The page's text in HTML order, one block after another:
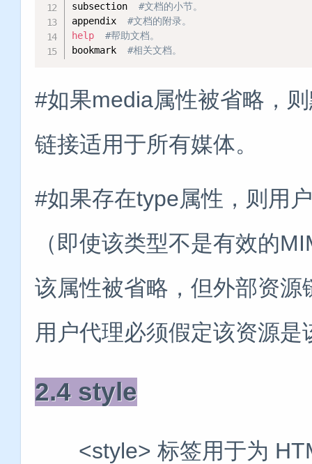
subsection #文档的小节。
appendix #文档的附录。
help
#帮助文档。
bookmark #相关文档。
#如果media属性被省略，
链接适用于所有媒体。
#如果存在type属性，则用
（即使该类型不是有效的
该属性被省略，但外部资
用户代理必须假定该资源是
2.4 style
<style> 标签用于为